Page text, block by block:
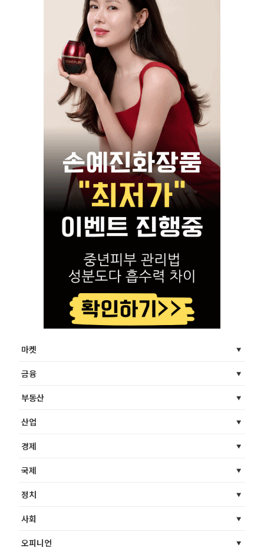
마켓
금융
부동산
산업
경제
국제
정치
사회
오피니언